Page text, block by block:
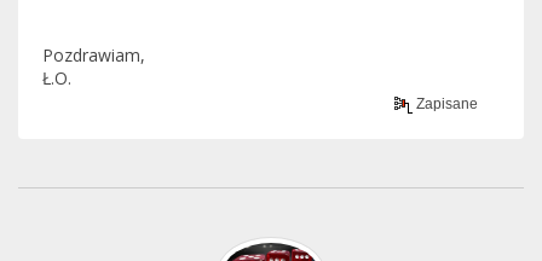
Pozdrawiam,
Ł.O.
Zapisane